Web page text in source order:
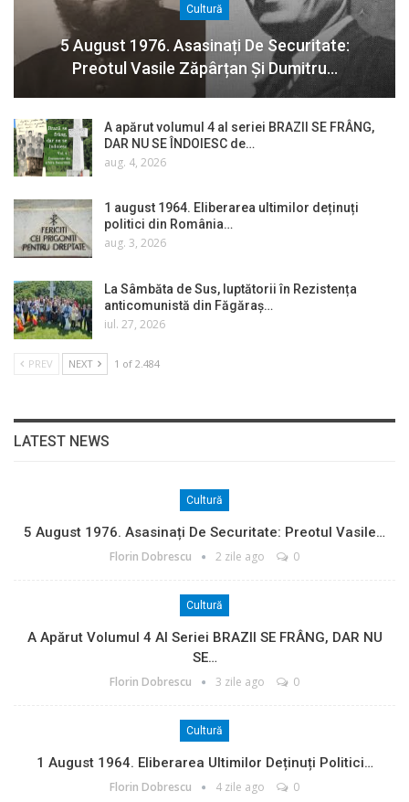
Cultură
5 August 1976. Asasinați De Securitate:
Preotul Vasile Zăpârțan Și Dumitru…
A apărut volumul 4 al seriei BRAZII SE FRÂNG,
DAR NU SE ÎNDOIESC de…
aug. 4, 2026
1 august 1964. Eliberarea ultimilor deținuți
politici din România…
aug. 3, 2026
La Sâmbăta de Sus, luptătorii în Rezistența
anticomunistă din Făgăraș…
iul. 27, 2026
PREV NEXT 1 of 2.484
LATEST NEWS
Cultură
5 August 1976. Asasinați De Securitate: Preotul Vasile…
Florin Dobrescu 2 zile ago 0
Cultură
A Apărut Volumul 4 Al Seriei BRAZII SE FRÂNG, DAR NU
SE…
Florin Dobrescu 3 zile ago 0
Cultură
1 August 1964. Eliberarea Ultimilor Deținuți Politici…
Florin Dobrescu 4 zile ago 0